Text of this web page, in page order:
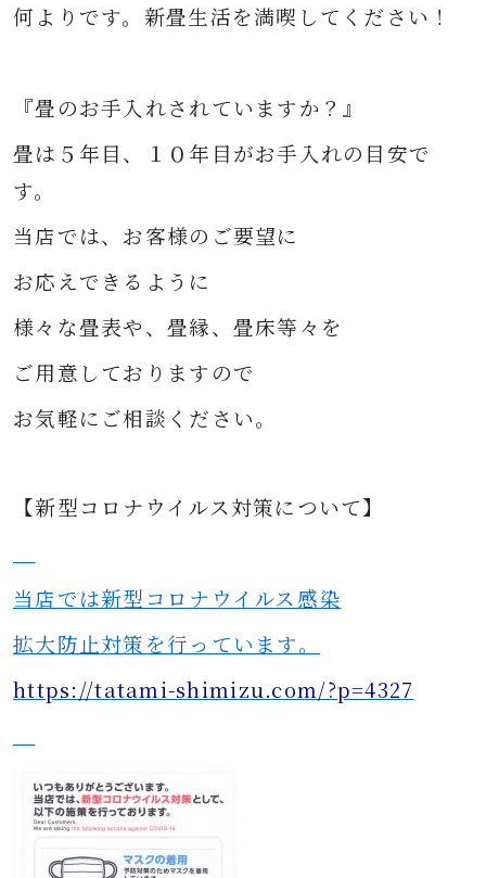
何よりです。 新畳生活を満喫してください！
『畳のお手入れされていますか？』
畳は５年目、１０年目がお手入れの目安で
す。
当店では、お客様のご要望に
お応えできるように
様々な畳表や、畳縁、畳床等々を
ご用意しておりますので
お気軽にご相談ください。
【新型コロナウイルス対策について】
当店では新型コロナウイルス感染
拡大防止対策を行っています。
https://tatami-shimizu.com/?p=4327